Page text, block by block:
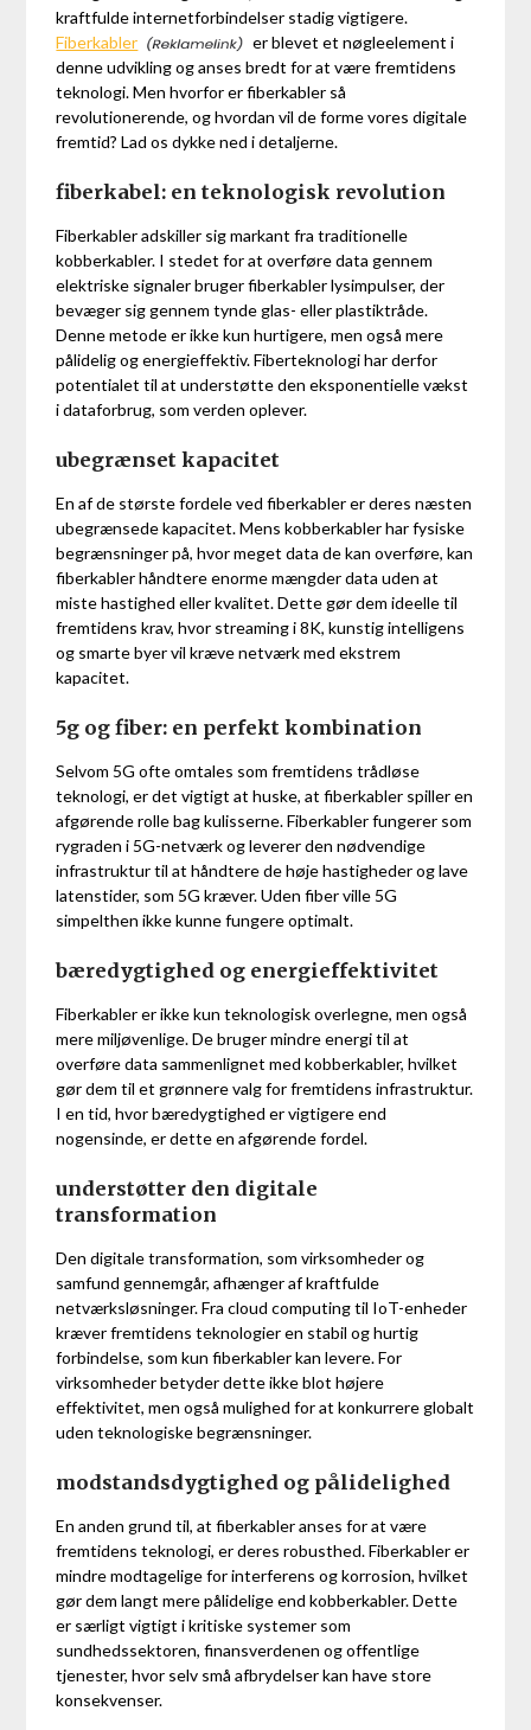
kraftfulde internetforbindelser stadig vigtigere.
Fiberkabler
er blevet et nøgleelement i
denne udvikling og anses bredt for at være fremtidens
teknologi. Men hvorfor er fiberkabler så
revolutionerende, og hvordan vil de forme vores digitale
fremtid? Lad os dykke ned i detaljerne.
fiberkabel: en teknologisk revolution
Fiberkabler adskiller sig markant fra traditionelle
kobberkabler. I stedet for at overføre data gennem
elektriske signaler bruger fiberkabler lysimpulser, der
bevæger sig gennem tynde glas- eller plastiktråde.
Denne metode er ikke kun hurtigere, men også mere
pålidelig og energieffektiv. Fiberteknologi har derfor
potentialet til at understøtte den eksponentielle vækst
i dataforbrug, som verden oplever.
ubegrænset kapacitet
En af de største fordele ved fiberkabler er deres næsten
ubegrænsede kapacitet. Mens kobberkabler har fysiske
begrænsninger på, hvor meget data de kan overføre, kan
fiberkabler håndtere enorme mængder data uden at
miste hastighed eller kvalitet. Dette gør dem ideelle til
fremtidens krav, hvor streaming i 8K, kunstig intelligens
og smarte byer vil kræve netværk med ekstrem
kapacitet.
5g og fiber: en perfekt kombination
Selvom 5G ofte omtales som fremtidens trådløse
teknologi, er det vigtigt at huske, at fiberkabler spiller en
afgørende rolle bag kulisserne. Fiberkabler fungerer som
rygraden i 5G-netværk og leverer den nødvendige
infrastruktur til at håndtere de høje hastigheder og lave
latenstider, som 5G kræver. Uden fiber ville 5G
simpelthen ikke kunne fungere optimalt.
bæredygtighed og energieffektivitet
Fiberkabler er ikke kun teknologisk overlegne, men også
mere miljøvenlige. De bruger mindre energi til at
overføre data sammenlignet med kobberkabler, hvilket
gør dem til et grønnere valg for fremtidens infrastruktur.
I en tid, hvor bæredygtighed er vigtigere end
nogensinde, er dette en afgørende fordel.
understøtter den digitale
transformation
Den digitale transformation, som virksomheder og
samfund gennemgår, afhænger af kraftfulde
netværksløsninger. Fra cloud computing til IoT-enheder
kræver fremtidens teknologier en stabil og hurtig
forbindelse, som kun fiberkabler kan levere. For
virksomheder betyder dette ikke blot højere
effektivitet, men også mulighed for at konkurrere globalt
uden teknologiske begrænsninger.
modstandsdygtighed og pålidelighed
En anden grund til, at fiberkabler anses for at være
fremtidens teknologi, er deres robusthed. Fiberkabler er
mindre modtagelige for interferens og korrosion, hvilket
gør dem langt mere pålidelige end kobberkabler. Dette
er særligt vigtigt i kritiske systemer som
sundhedssektoren, finansverdenen og offentlige
tjenester, hvor selv små afbrydelser kan have store
konsekvenser.